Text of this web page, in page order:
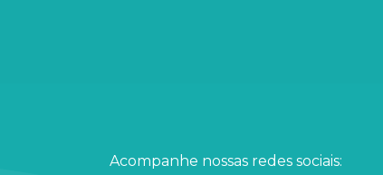
Acompanhe nossas redes sociais: